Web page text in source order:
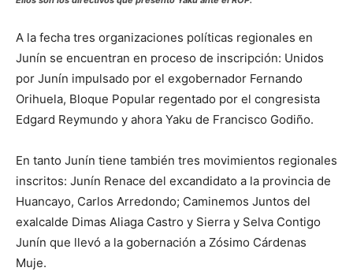
A la fecha tres organizaciones políticas regionales en
Junín se encuentran en proceso de inscripción: Unidos
por Junín impulsado por el exgobernador Fernando
Orihuela, Bloque Popular regentado por el congresista
Edgard Reymundo y ahora Yaku de Francisco Godiño.
En tanto Junín tiene también tres movimientos regionales
inscritos: Junín Renace del excandidato a la provincia de
Huancayo, Carlos Arredondo; Caminemos Juntos del
exalcalde Dimas Aliaga Castro y Sierra y Selva Contigo
Junín que llevó a la gobernación a Zósimo Cárdenas
Muje.